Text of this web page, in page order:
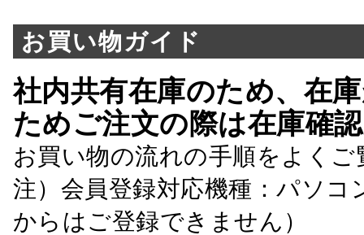
お買い物ガイド
社内共有在庫のため、在
ためご注文の際は在庫確
お買い物の流れの手順をよくご
注）会員登録対応機種：パソ
からはご登録できません）